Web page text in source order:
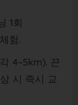
1회
험.
4~5km). 끈
시 즉시 교